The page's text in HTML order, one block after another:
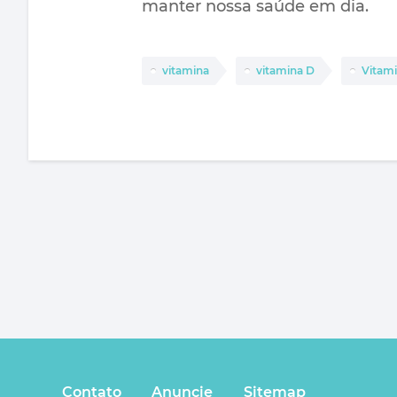
manter nossa saúde em dia.
vitamina vitamina D
Contato Anuncie Sitemap